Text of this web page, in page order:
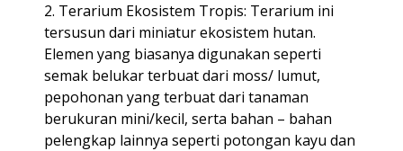
2. Terarium Ekosistem Tropis: Terarium ini
tersusun dari miniatur ekosistem hutan.
Elemen yang biasanya digunakan seperti
semak belukar terbuat dari moss/ lumut,
pepohonan yang terbuat dari tanaman
berukuran mini/kecil, serta bahan – bahan
pelengkap lainnya seperti potongan kayu dan